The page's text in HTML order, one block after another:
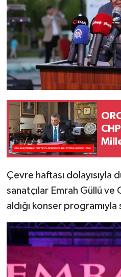
Çevre haftası dolayısıyla
sanatçılar Emrah Güllü
aldığı konser